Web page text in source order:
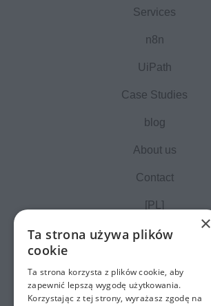
Services
n8n
UiPath
Case Studies
blog
About us
Contact
[PL]
×
Ta strona używa plików
cookie
Ta strona korzysta z plików cookie, aby
zapewnić lepszą wygodę użytkowania.
Korzystając z tej strony, wyrażasz zgodę na